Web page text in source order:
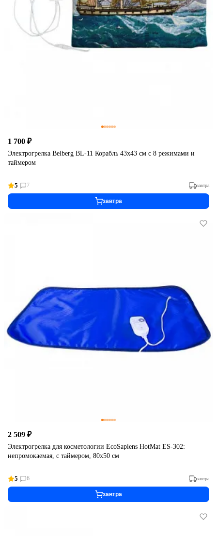
1 700 ₽
Электрогрелка Belberg BL-11 Корабль 43х43 см с 8 режимами и
таймером
5 7 завтра
завтра
2 509 ₽
Электрогрелка для косметологии EcoSapiens HotMat ES-302:
непромокаемая, с таймером, 80х50 см
5 6 завтра
завтра